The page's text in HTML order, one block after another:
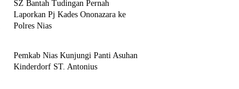
SZ Bantah Tudingan Pernah
Laporkan Pj Kades Ononazara ke
Polres Nias
Pemkab Nias Kunjungi Panti Asuhan
Kinderdorf ST. Antonius